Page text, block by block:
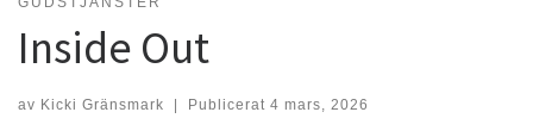
Inside Out
av Kicki Gränsmark | Publicerat 4 mars, 2026